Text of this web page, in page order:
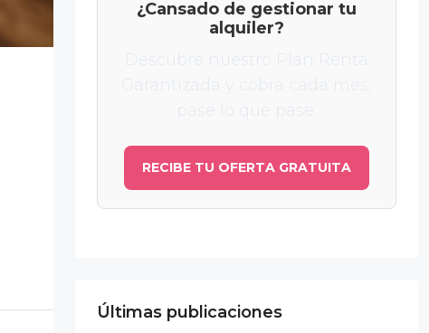
¿Cansado de gestionar tu
alquiler?
RECIBE TU OFERTA GRATUITA
Últimas publicaciones